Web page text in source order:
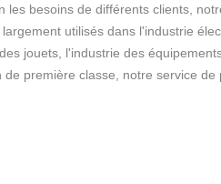
besoins de différents clients,
utilisés dans l'industrie
jouets, l'industrie des
première classe, notre service